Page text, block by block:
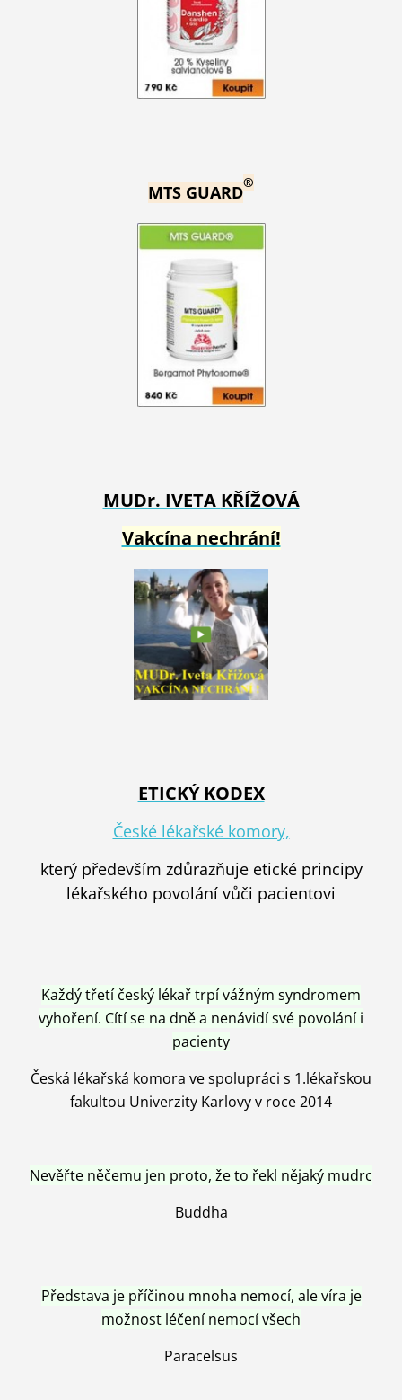
MTS GUARD®
MUDr. IVETA KŘÍŽOVÁ
Vakcína nechrání!
ETICKÝ KODEX
České lékařské komory,
který především zdůrazňuje etické principy
lékařského povolání vůči pacientovi
Každý třetí český lékař trpí vážným syndromem
vyhoření. Cítí se na dně a nenávidí své povolání i
pacienty
Česká lékařská komora ve spolupráci s 1.lékařskou
fakultou Univerzity Karlovy v roce 2014
Nevěřte něčemu jen proto, že to řekl nějaký mudrc
Buddha
Představa je příčinou mnoha nemocí, ale víra je
možnost léčení nemocí všech
Paracelsus